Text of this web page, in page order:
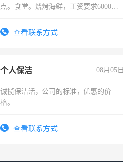
点。食堂。烧烤海鲜，工资要求6000以
查看联系方式
个人保洁 08月05日
诚揽保洁活，公司的标准，优惠的价
格。
查看联系方式